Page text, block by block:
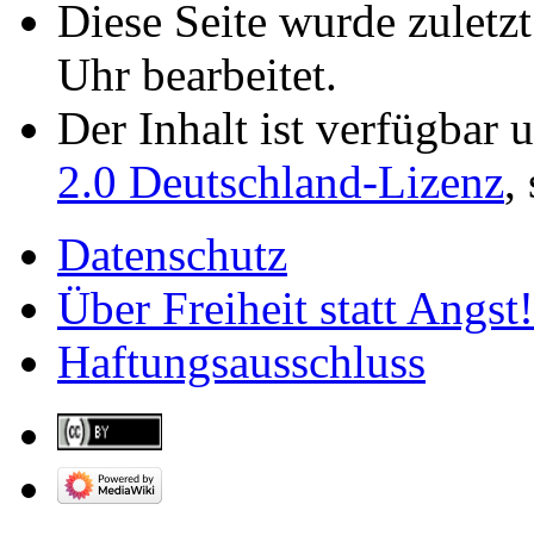
Diese Seite wurde
Uhr bearbeitet.
Der Inhalt ist verfügbar
2.0 Deutschland-Lizenz,
Datenschutz
Über Freiheit statt Angst!
Haftungsausschluss